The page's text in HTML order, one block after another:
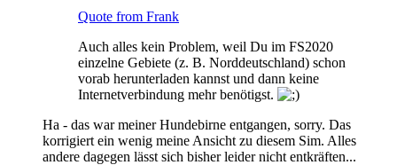
Quote from Frank
Auch alles kein Problem, weil Du im FS2020
einzelne Gebiete (z. B. Norddeutschland) schon
vorab herunterladen kannst und dann keine
Internetverbindung mehr benötigst.
Ha - das war meiner Hundebirne entgangen, sorry. Das
korrigiert ein wenig meine Ansicht zu diesem Sim. Alles
andere dagegen lässt sich bisher leider nicht entkräften...